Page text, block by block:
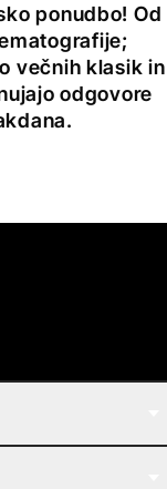
ponudbo! Od
večnih klasik in
odgovore